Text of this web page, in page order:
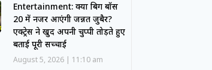
Entertainment: क्या बिग बॉस
20 में नजर आएंगी जन्नत जुबैर?
एक्ट्रेस ने खुद अपनी चुप्पी तोड़ते हुए
बताई पूरी सच्चाई
August 5, 2026 11:10 am